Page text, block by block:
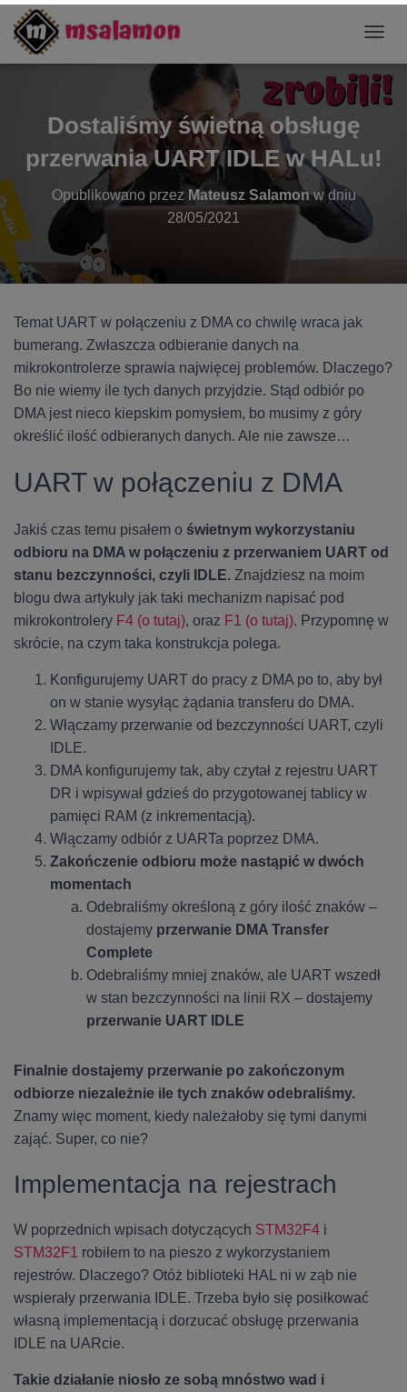
R
Z
E
C
Z
C
Dostaliśmy świetną obsługę
przerwania UART IDLE w HALu!
Opublikowano przez Mateusz Salamonw dniu
28/05/2021
Temat UART w połączeniu z DMA co chwilę wraca jak
bumerang. Zwłaszcza odbieranie danych na
mikrokontrolerze sprawia najwięcej problemów. Dlaczego?
Bo nie wiemy ile tych danych przyjdzie. Stąd odbiór po
DMA jest nieco kiepskim pomysłem, bo musimy z góry
określić ilość odbieranych danych. Ale nie zawsze…
UART w połączeniu z DMA
Jakiś czas temu pisałem o świetnym wykorzystaniu
odbioru na DMA w połączeniu z przerwaniem UART od
stanu bezczynności, czyli IDLE. Znajdziesz na moim
blogu dwa artykuły jak taki mechanizm napisać pod
mikrokontrolery F4 (o tutaj), oraz F1 (o tutaj). Przypomnę w
skrócie, na czym taka konstrukcja polega.
Konfigurujemy UART do pracy z DMA po to, aby był
on w stanie wysyłąc żądania transferu do DMA.
Włączamy przerwanie od bezczynności UART, czyli
IDLE.
DMA konfigurujemy tak, aby czytał z rejestru UART
DR i wpisywał gdzieś do przygotowanej tablicy w
pamięci RAM (z inkrementacją).
Włączamy odbiór z UARTa poprzez DMA.
Zakończenie odbioru może nastąpić w dwóch
momentach
Odebraliśmy określoną z góry ilość znaków –
dostajemy przerwanie DMA Transfer
Complete
Odebraliśmy mniej znaków, ale UART wszedł
w stan bezczynności na linii RX – dostajemy
przerwanie UART IDLE
Finalnie dostajemy przerwanie po zakończonym
odbiorze niezależnie ile tych znaków odebraliśmy.
Znamy więc moment, kiedy należałoby się tymi danymi
zająć. Super, co nie?
Implementacja na rejestrach
W poprzednich wpisach dotyczących STM32F4 i
STM32F1 robiłem to na pieszo z wykorzystaniem
rejestrów. Dlaczego? Otóż biblioteki HAL ni w ząb nie
wspierały przerwania IDLE. Trzeba było się posiłkować
własną implementacją i dorzucać obsługę przerwania
IDLE na UARcie.
Takie działanie niosło ze sobą mnóstwo wad i